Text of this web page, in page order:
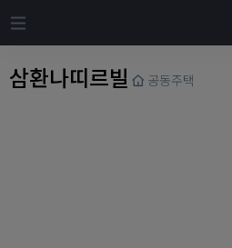
삼환나띠르빌 공동주택